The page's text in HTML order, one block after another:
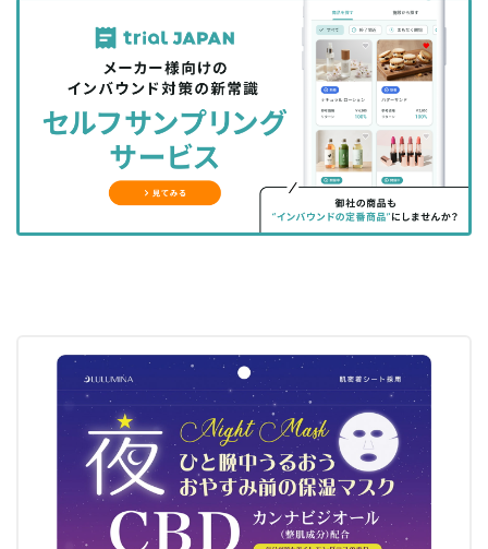
を
シ
ェ
る
事
を
シ
ェ
ア
す
る
ッ
ク
マ
に
事
を
購
読
す
る
ガ
登
録
す
る